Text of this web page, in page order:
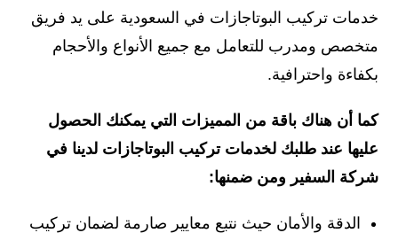
خدمات تركيب البوتاجازات في السعودية على يد فريق
متخصص ومدرب للتعامل مع جميع الأنواع والأحجام
بكفاءة واحترافية.
كما أن هناك باقة من المميزات التي يمكنك الحصول
عليها عند طلبك لخدمات تركيب البوتاجازات لدينا في
شركة السفير ومن ضمنها:
الدقة والأمان حيث نتبع معايير صارمة لضمان تركيب